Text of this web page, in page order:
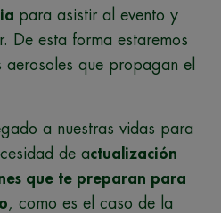
para asistir al evento y
De esta forma estaremos
aerosoles que propagan el
a nuestras vidas para
de actualización
que te preparan para
, como es el caso de la